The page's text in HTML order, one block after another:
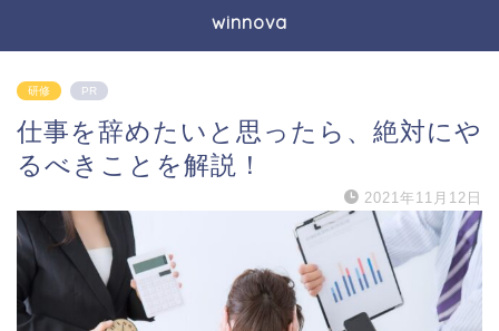
winnova
研修 PR
仕事を辞めたいと思ったら、絶対にや
るべきことを解説！
2021年11月12日